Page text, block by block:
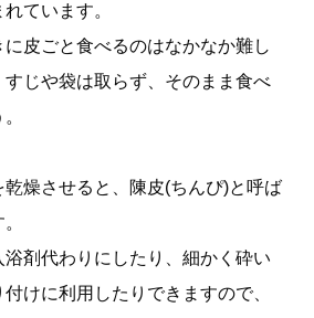
ています。
皮ごと食べるのはなかなか難し
じや袋は取らず、そのまま食べ
乾燥させると、陳皮(ちんぴ)と呼ば
剤代わりにしたり、細かく砕い
けに利用したりできますので、